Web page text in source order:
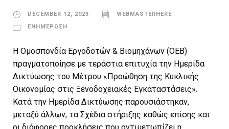
DECEMBER 12, 2023
WEBMASTERHERE
ΕΝΗΜΈΡΩΣΗ
Η Ομοσπονδία Εργοδοτών & Βιομηχάνων (ΟΕΒ)
πραγματοποίησε με τεράστια επιτυχία την Ημερίδα
Δικτύωσης του Μέτρου «Προώθηση της Κυκλικής
Οικονομίας στις Ξενοδοχειακές Εγκαταστάσεις».
Κατά την Ημερίδα Δικτύωσης παρουσιάστηκαν,
μεταξύ άλλων, τα Σχέδια στήριξης καθώς επίσης και